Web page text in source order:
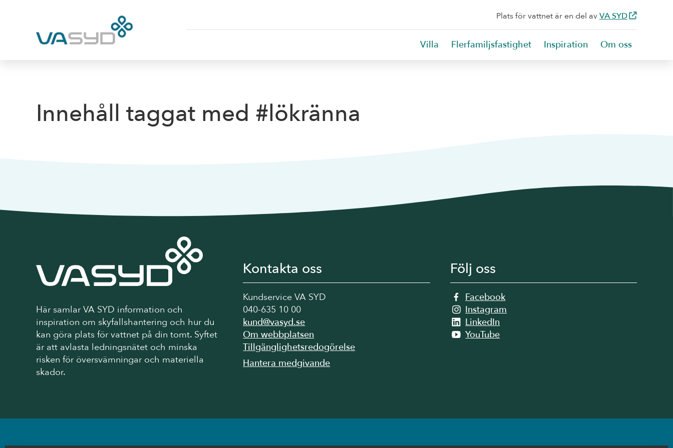
Plats för vattnet är en del avVA SYD
Villa Flerfamiljsfastighet Inspiration Om oss
Innehåll taggat med #lökränna
Kontakta oss Följ oss
Här samlar VA SYD information och
inspiration om skyfallshantering och hur du
kan göra plats för vattnet på din tomt. Syftet
är att avlasta ledningsnätet och minska
risken för översvämningar och materiella
skador.
Kundservice VA SYD
040-635 10 00
kund@vasyd.se
Om webbplatsen
Tillgänglighetsredogörelse
Hantera medgivande
Facebook
Instagram
LinkedIn
YouTube